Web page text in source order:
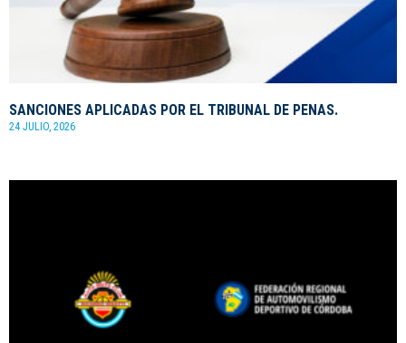
SANCIONES APLICADAS POR EL TRIBUNAL DE PENAS.
24 JULIO, 2026